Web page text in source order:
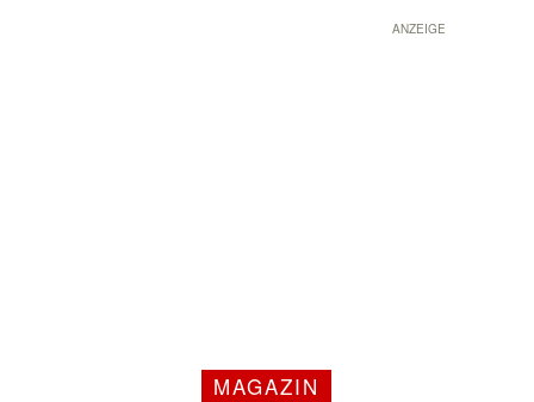
ANZEIGE
MAGAZIN